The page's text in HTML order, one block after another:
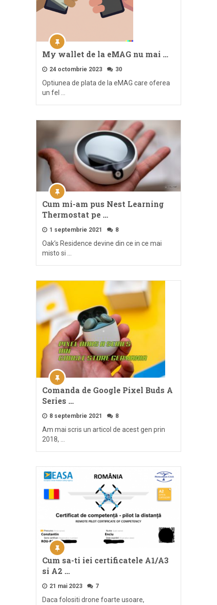
My wallet de la eMAG nu mai …
24 octombrie 2023 30
Optiunea de plata de la eMAG care oferea
un fel …
Cum mi-am pus Nest Learning
Thermostat pe …
1 septembrie 2021 8
Oak’s Residence devine din ce in ce mai
misto si …
Comanda de Google Pixel Buds A
Series …
8 septembrie 2021 8
Am mai scris un articol de acest gen prin
2018, …
Cum sa-ti iei certificatele A1/A3
si A2 …
21 mai 2023 7
Daca folositi drone foarte usoare,